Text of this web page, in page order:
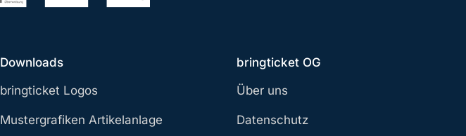
Downloads
bringticket Logos
Mustergrafiken Artikelanlage
bringticket OG
Über uns
Datenschutz